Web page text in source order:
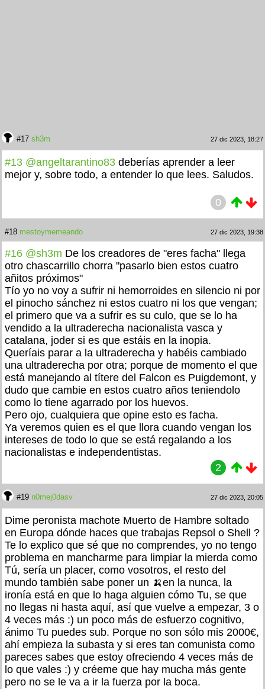
#17 sh3m 27 dic 2023, 18:27
#13 @angeltarantino83 deberías aprender a leer
mejor y, sobre todo, a entender lo que lees. Saludos.
0
#18 mestoymemeando 27 dic 2023, 19:38
#16 @sh3m De los creadores de "eres facha" llega
otro chascarrillo chorra "pasarlo bien estos cuatro
añitos próximos"
Tío yo no voy a sufrir ni hemorroides en silencio ni por
el pinocho sánchez ni estos cuatro ni los que vengan;
el primero que va a sufrir es su culo, que se lo ha
vendido a la ultraderecha nacionalista vasca y
catalana, joder si es que estáis en la inopia.
Queríais parar a la ultraderecha y habéis cambiado
una ultraderecha por otra; porque de momento el que
está manejando al títere del Falcon es Puigdemont, y
dudo que cambie en estos cuatro años teniendolo
como lo tiene agarrado por los huevos.
Pero ojo, cualquiera que opine esto es facha.
Ya veremos quien es el que llora cuando vengan los
intereses de todo lo que se está regalando a los
nacionalistas e independentistas.
2
#19 n0mej0dasv 27 dic 2023, 20:05
Dime peronista machote Muerto de Hambre soltado
en Europa dónde haces que trabajas Repsol o Shell ?
Te lo explico que sé que no comprendes, yo no tengo
problema en mancharme para limpiar la mierda como
Tú, sería un placer, como vosotros, el resto del
mundo también sabe poner un 🍌en la nunca, la
ironía está en que lo haga alguien cómo Tu, se que
no llegas ni hasta aquí, así que vuelve a empezar, 3 o
4 veces más :) un poco más de esfuerzo cognitivo,
ánimo Tu puedes sub. Porque no son sólo mis 2000€,
ahí empieza la subasta y si eres tan comunista como
pareces sabes que estoy ofreciendo 4 veces más de
lo que vales :) y créeme que hay mucha más gente
pero no se le va a ir la fuerza por la boca.